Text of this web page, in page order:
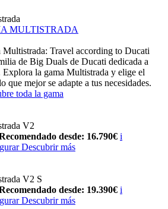
MULTISTRADA
Multistrada: Travel according to Ducati
de Big Duals de Ducati dedicada a
Explora la gama Multistrada y elige el
que mejor se adapte a tus necesidades.
toda la gama
V2
desde: 16.790€ i
Descubrir más
V2 S
desde: 19.390€ i
Descubrir más